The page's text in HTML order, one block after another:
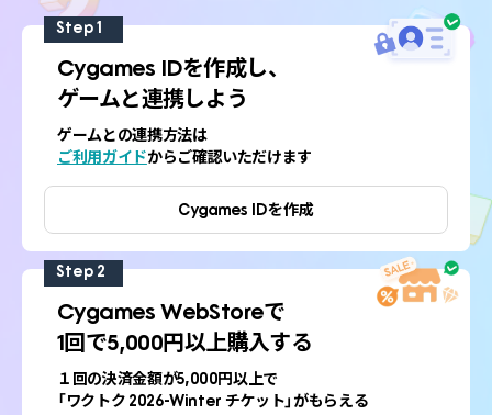
Step 1
Cygames IDを作成し、
ゲームと連携しよう
ゲームとの連携方法は
ご利用ガイドからご確認いただけます
Cygames IDを作成
Step 2
Cygames WebStoreで
1回で5,000円以上購入する
１回の決済金額が5,000円以上で
「ワクトク 2026-Winter チケット」がもらえる